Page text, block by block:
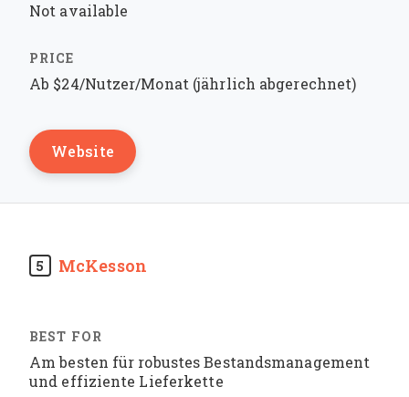
Not available
Ab $24/Nutzer/Monat (jährlich abgerechnet)
Website
5 McKesson
Am besten für robustes Bestandsmanagement
und effiziente Lieferkette